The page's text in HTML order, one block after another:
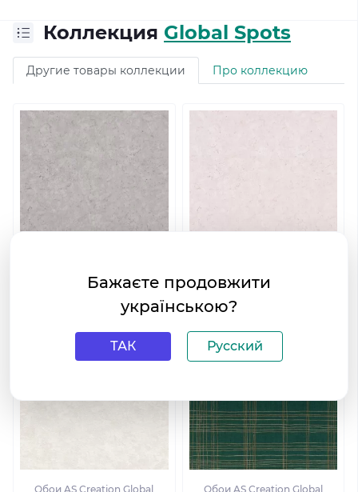
Коллекция Global Spots
Другие товары коллекции Про коллекцию
Обои AS Creation Global
Обои AS Creation Global
Обои AS Creation Global Обои AS Creation Global
Бажаєте продовжити
українською?
ТАК Русский